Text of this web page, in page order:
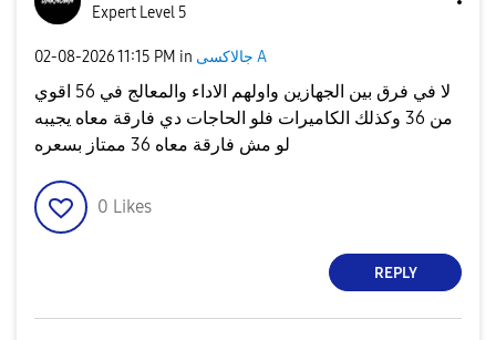
Expert Level 5
‎02-08-202611:15 PM in جالاكسى A
لا في فرق بين الجهازين واولهم الاداء والمعالج في 56 اقوي
من 36 وكذلك الكاميرات فلو الحاجات دي فارقة معاه يجيبه
لو مش فارقة معاه 36 ممتاز بسعره
0 Likes
REPLY